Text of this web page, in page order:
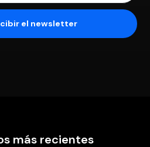
más recientes